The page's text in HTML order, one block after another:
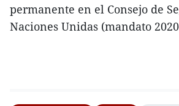
permanente en el Consejo de
Naciones Unidas (mandato